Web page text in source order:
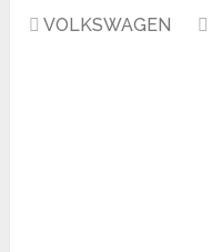
VOLKSWAGEN